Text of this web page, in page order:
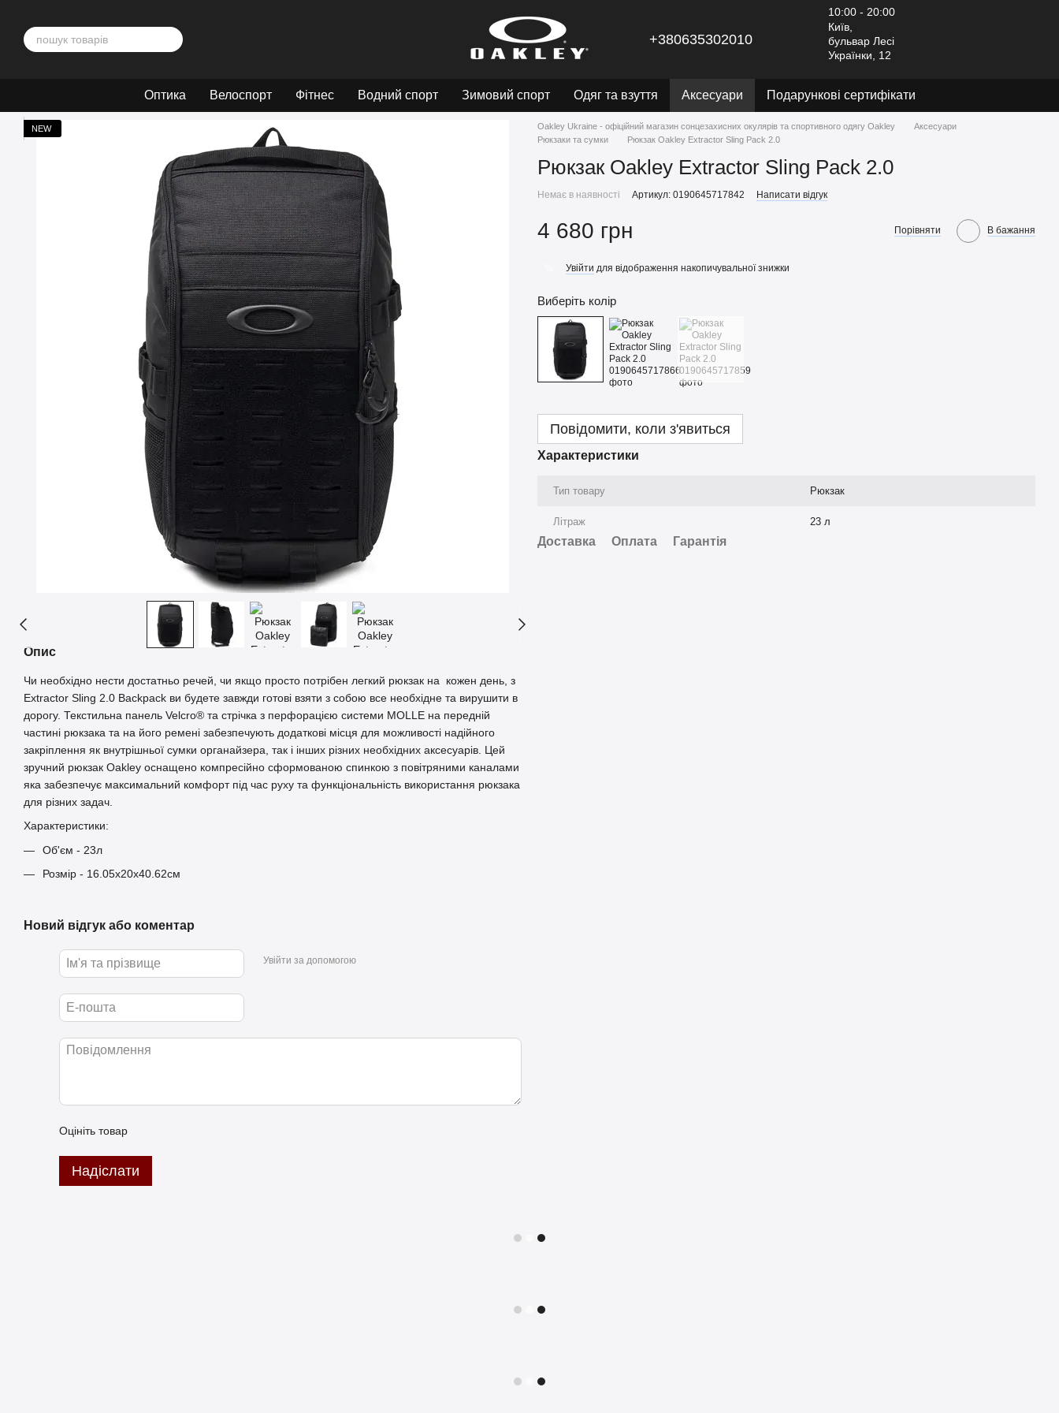
+380635302010
10:00 - 20:00
Київ,
бульвар Лесі
Українки, 12
Оптика Велоспорт Фітнес Водний спорт Зимовий спорт Одяг та взуття Аксесуари Подарункові сертифікати
NEW
Опис
Чи необхідно нести достатньо речей, чи якщо просто потрібен легкий рюкзак на кожен день, з
Extractor Sling 2.0 Backpack ви будете завжди готові взяти з собою все необхідне та вирушити в
дорогу. Текстильна панель Velcro® та стрічка з перфорацією системи MOLLE на передній
частині рюкзака та на його ремені забезпечують додаткові місця для можливості надійного
закріплення як внутрішньої сумки органайзера, так і інших різних необхідних аксесуарів. Цей
зручний рюкзак Oakley оснащено компресійно сформованою спинкою з повітряними каналами
яка забезпечує максимальний комфорт під час руху та функціональність використання рюкзака
для різних задач.
Характеристики:
Об'єм - 23л
Розмір - 16.05х20х40.62см
Новий відгук або коментар
Увійти за допомогою
Оцініть товар
Надіслати
Oakley Ukraine - офіційний магазин сонцезахисних окулярів та спортивного одягу Oakley
Аксесуари
Рюкзаки та сумки
Рюкзак Oakley Extractor Sling Pack 2.0
Рюкзак Oakley Extractor Sling Pack 2.0
Немає в наявності Артикул: 0190645717842 Написати відгук
4 680 грн Порівняти В бажання
Увійти для відображення накопичувальної знижки
Виберіть колір
Повідомити, коли з'явиться
Характеристики
Тип товару Рюкзак
Літраж 23 л
Доставка Оплата Гарантія